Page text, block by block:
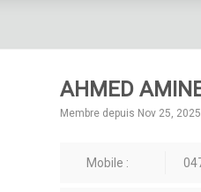
AHMED
Membre depuis Nov 25, 2025
Mobile :